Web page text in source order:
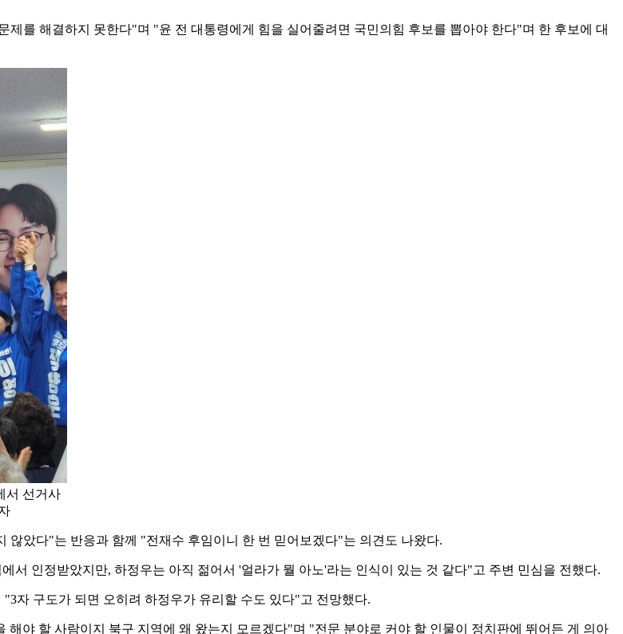
를 해결하지 못한다"며 "윤 전 대통령에게 힘을 실어줄려면 국민의힘 후보를 뽑아야 한다"며 한 후보에 대
서 선거사
았다"는 반응과 함께 "전재수 후임이니 한 번 믿어보겠다"는 의견도 나왔다.
서 인정받았지만, 하정우는 아직 젊어서 '얼라가 뭘 아노'라는 인식이 있는 것 같다"고 주변 민심을 전했다.
자 구도가 되면 오히려 하정우가 유리할 수도 있다"고 전망했다.
야 할 사람이지 북구 지역에 왜 왔는지 모르겠다"며 "전문 분야로 커야 할 인물이 정치판에 뛰어든 게 의아